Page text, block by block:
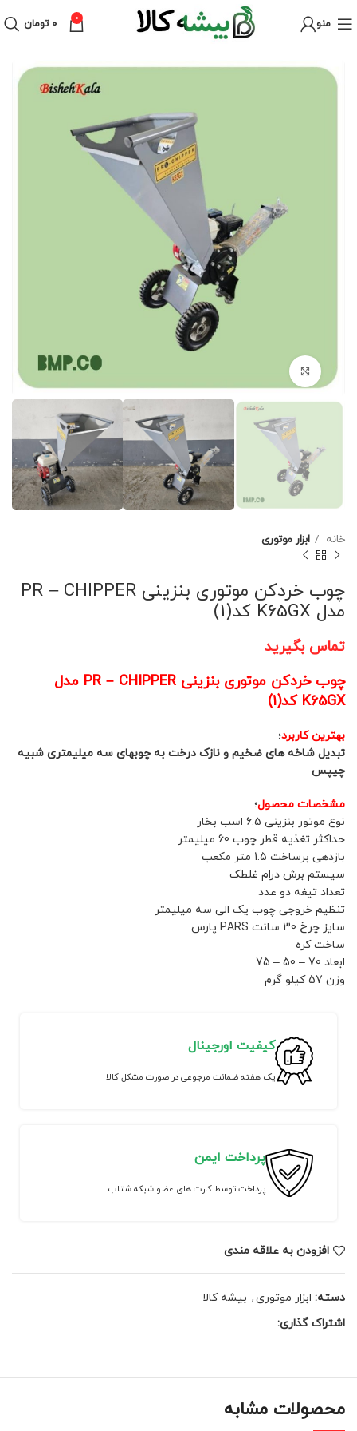
منو 0 ۰ تومان
خانه ابزار موتوری
چوب خردکن موتوری بنزینی PR – CHIPPER
مدل K65GX کد(1)
تماس بگیرید
چوب خردکن موتوری بنزینی PR – CHIPPER مدل
K65GX کد(1)
بهترین کاربرد؛
تبدیل شاخه های ضخیم و نازک درخت به چوبهای سه میلیمتری شبیه
چیپس
مشخصات محصول؛
نوع موتور بنزینی 6.5 اسب بخار
حداکثر تغذیه قطر چوب 60 میلیمتر
بازدهی برساخت 1.5 متر مکعب
سیستم برش درام غلطک
تعداد تیغه دو عدد
تنظیم خروجی چوب یک الی سه میلیمتر
سایز چرخ 30 سانت PARS پارس
ساخت کره
ابعاد 70 – 50 – 75
وزن 57 کیلو گرم
کیفیت اورجینال
یک هفته ضمانت مرجوعی در صورت مشکل کالا
پرداخت ایمن
پرداخت توسط کارت های عضو شبکه شتاب
افزودن به علاقه مندی
دسته: ابزار موتوری, بیشه کالا
اشتراک گذاری:
محصولات مشابه